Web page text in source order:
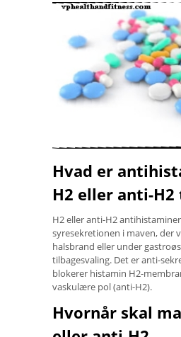
Hvad er
H2 eller anti-H2
H2 eller anti-H2
syresekretionen i maven, der
halsbrand eller under
tilbagesvaling. Det er anti-
blokerer histamin H2-
vaskulære pol (anti-H2).
Hvornår skal